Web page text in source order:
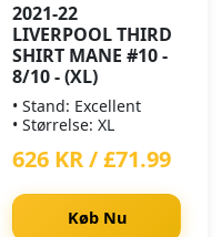
2021-22
LIVERPOOL THIRD
SHIRT MANE #10 -
8/10 - (XL)
• Stand: Excellent
• Størrelse: XL
626 KR / £71.99
Køb Nu